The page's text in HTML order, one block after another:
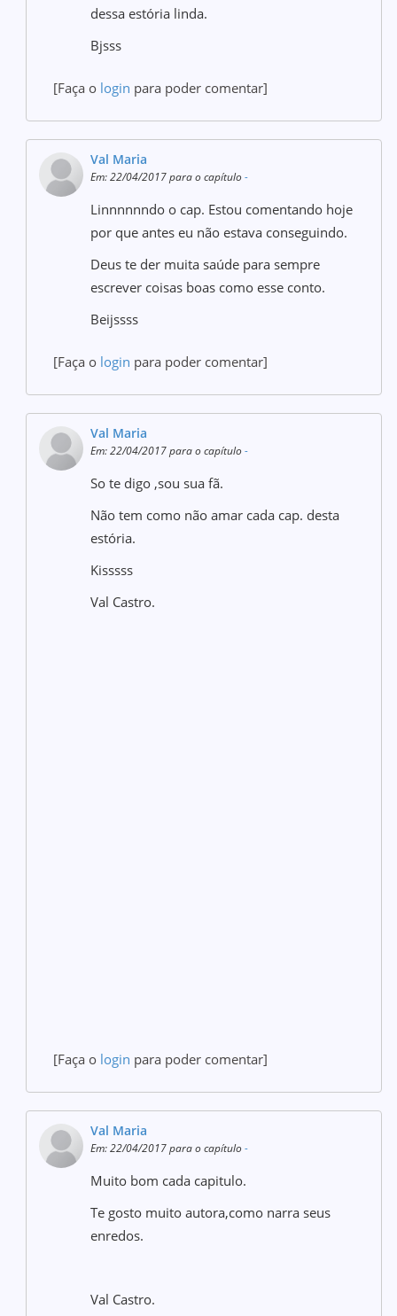
dessa estória linda.
Bjsss
[Faça o login para poder comentar]
Val Maria
Em: 22/04/2017 para o capítulo-
Linnnnnndo o cap. Estou comentando hoje
por que antes eu não estava conseguindo.
Deus te der muita saúde para sempre
escrever coisas boas como esse conto.
Beijssss
[Faça o login para poder comentar]
Val Maria
Em: 22/04/2017 para o capítulo-
So te digo ,sou sua fã.
Não tem como não amar cada cap. desta
estória.
Kisssss
Val Castro.
[Faça o login para poder comentar]
Val Maria
Em: 22/04/2017 para o capítulo-
Muito bom cada capitulo.
Te gosto muito autora,como narra seus
enredos.
Val Castro.